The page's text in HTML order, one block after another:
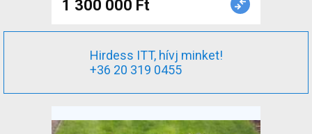
1 300 000 Ft
Hirdess ITT, hívj minket!
+36 20 319 0455